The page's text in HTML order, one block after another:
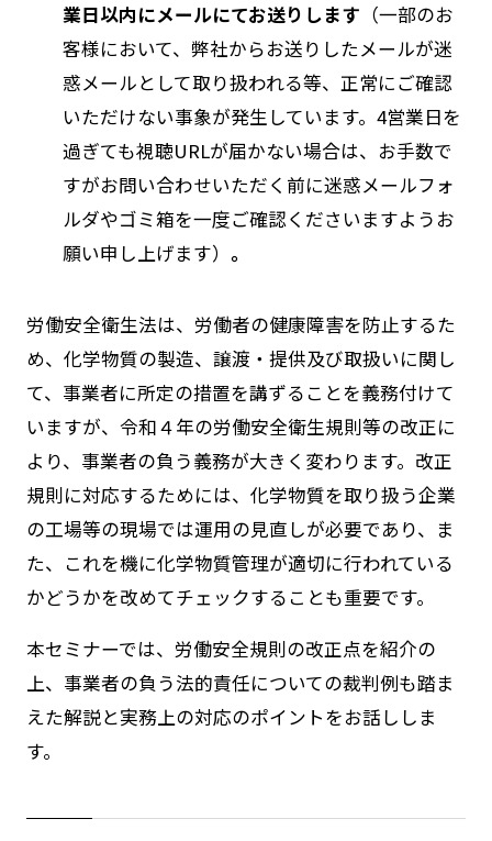
業日以内にメールにてお送りします （一部のお
客様において、弊社からお送りしたメールが迷
惑メールとして取り扱われる等、正常にご確認
いただけない事象が発生しています。4営業日を
過ぎても視聴URLが届かない場合は、お手数で
すがお問い合わせいただく前に迷惑メールフォ
ルダやゴミ箱を一度ご確認くださいますようお
願い申し上げます）。
労働安全衛生法は、労働者の健康障害を防止するた
め、化学物質の製造、譲渡・提供及び取扱いに関し
て、事業者に所定の措置を講ずることを義務付けて
いますが、令和４年の労働安全衛生規則等の改正に
より、事業者の負う義務が大きく変わります。改正
規則に対応するためには、化学物質を取り扱う企業
の工場等の現場では運用の見直しが必要であり、ま
た、これを機に化学物質管理が適切に行われている
かどうかを改めてチェックすることも重要です。
本セミナーでは、労働安全規則の改正点を紹介の
上、事業者の負う法的責任についての裁判例も踏ま
えた解説と実務上の対応のポイントをお話ししま
す。